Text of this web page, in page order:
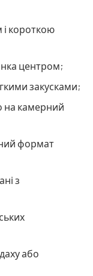
і короткою
центром;
закусками;
на камерний
формат
з
або